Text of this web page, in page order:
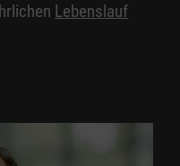
Lebenslauf